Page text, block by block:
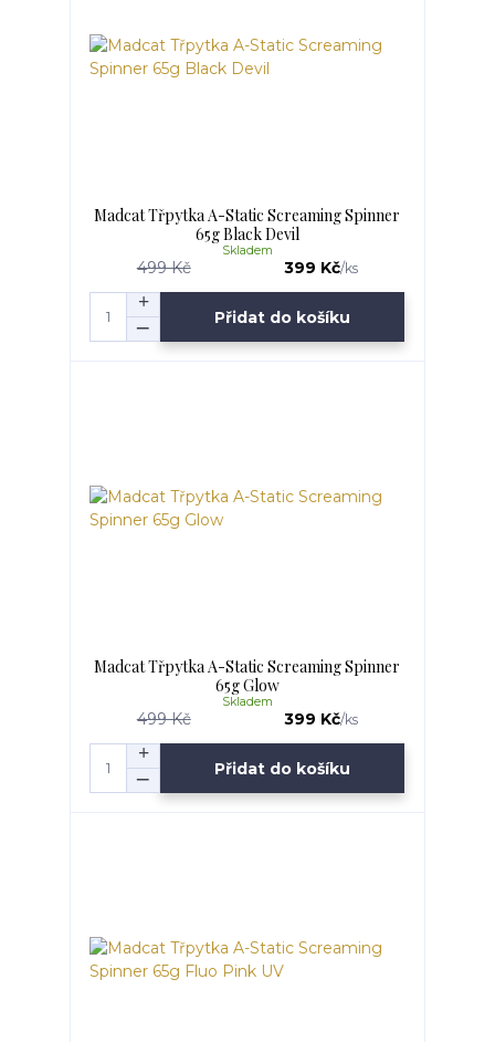
Madcat Třpytka A-Static Screaming Spinner
65g Black Devil
499 Kč 399 Kč/ks
Skladem
Přidat do košíku
Madcat Třpytka A-Static Screaming Spinner
65g Glow
499 Kč 399 Kč/ks
Skladem
Přidat do košíku